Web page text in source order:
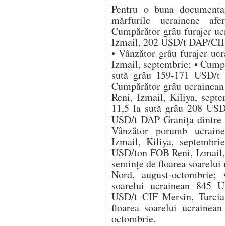
Pentru o buna
mărfurile ucrainene
Cumpărător grâu furajer
Izmail, 202 USD/t DAP/
• Vânzător grâu furajer
Izmail, septembrie; •
sută grâu 159-171 USD/
Cumpărător grâu
Reni, Izmail, Kiliya,
11,5 la sută grâu 208
USD/t DAP Granița dintre
Vânzător porumb
Izmail, Kiliya,
USD/ton FOB Reni,
semințe de floarea
Nord, august-
soarelui ucrainean 845
USD/t CIF Mersin,
floarea soarelui
octombrie.